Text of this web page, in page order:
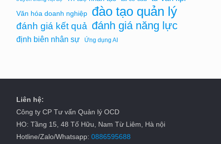
Văn hóa doanh nghiệp đào tạo quản lý
đánh giá kết quả đánh giá năng lực
định biên nhân sự Ứng dụng AI
Liên hệ:
Công ty CP Tư vấn Quản lý OCD
HO: Tầng 15, 48 Tố Hữu, Nam Từ Liêm, Hà nội
Hotline/Zalo/Whatsapp: 0886595688